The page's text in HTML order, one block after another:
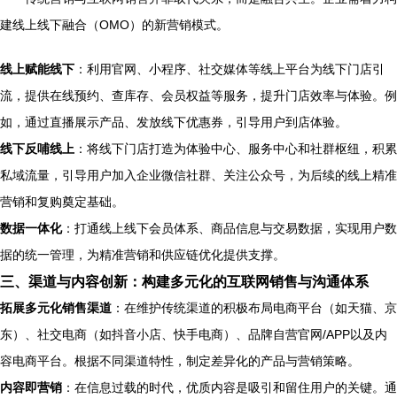
建线上线下融合（OMO）的新营销模式。
线上赋能线下 ：利用官网、小程序、社交媒体等线上平台为线下门店引
流，提供在线预约、查库存、会员权益等服务，提升门店效率与体验。例
如，通过直播展示产品、发放线下优惠券，引导用户到店体验。
线下反哺线上 ：将线下门店打造为体验中心、服务中心和社群枢纽，积累
私域流量，引导用户加入企业微信社群、关注公众号，为后续的线上精准
营销和复购奠定基础。
数据一体化：打通线上线下会员体系、商品信息与交易数据，实现用户数
据的统一管理，为精准营销和供应链优化提供支撑。
三、渠道与内容创新：构建多元化的互联网销售与沟通体系
拓展多元化销售渠道 ：在维护传统渠道的积极布局电商平台（如天猫、京
东）、社交电商（如抖音小店、快手电商）、品牌自营官网/APP以及内
容电商平台。根据不同渠道特性，制定差异化的产品与营销策略。
内容即营销 ：在信息过载的时代，优质内容是吸引和留住用户的关键。通